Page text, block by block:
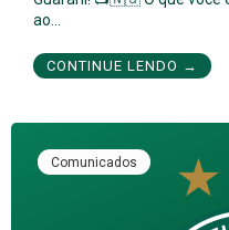
ao…
CONTINUE LENDO →
Comunicados